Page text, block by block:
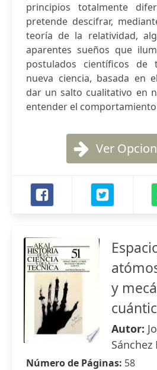
principios totalmente
pretende descifrar,
teoría de la relatividad,
aparentes sueños que
postulados científicos
nueva ciencia, basada en
dar un salto cualitativo en
entender el
Ver
y
Autor:
Sánchez
Número de Páginas: 58